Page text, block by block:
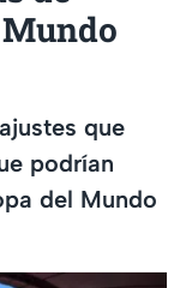
que
podrían
del Mundo